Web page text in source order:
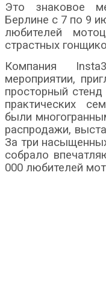
Это знаковое
Берлине с 7 по 9
любителей
страстных
Компания
мероприятии,
просторный
практических
были
распродажи,
За три
собрало
000 любителей